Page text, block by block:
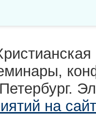
на сайт